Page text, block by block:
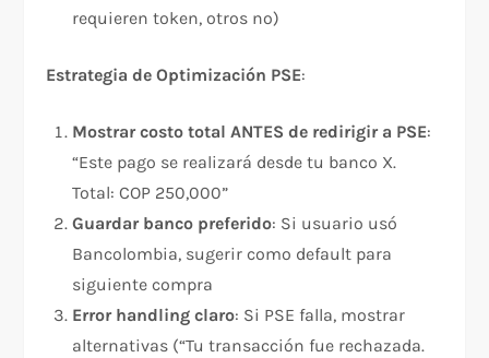
requieren token, otros no)
Estrategia de Optimización PSE:
Mostrar costo total ANTES de redirigir a PSE:
“Este pago se realizará desde tu banco X.
Total: COP 250,000”
Guardar banco preferido: Si usuario usó
Bancolombia, sugerir como default para
siguiente compra
Error handling claro: Si PSE falla, mostrar
alternativas (“Tu transacción fue rechazada.